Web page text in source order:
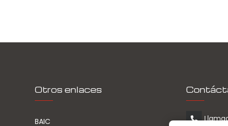
Otros enlaces
BAIC